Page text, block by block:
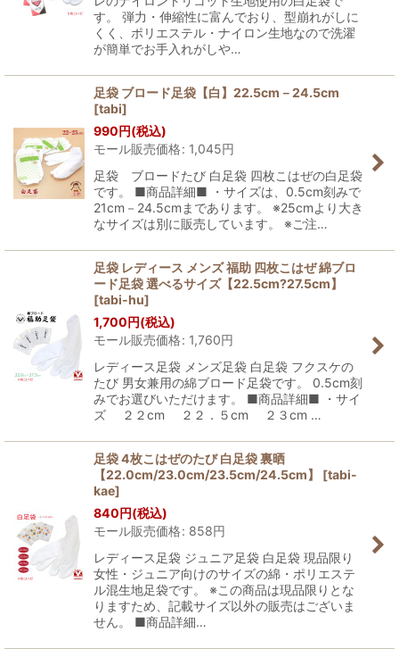
す。 弾力・伸縮性に富んでおり、型崩れがしに
くく、ポリエステル・ナイロン生地なので洗濯
が簡単でお手入れがしや…
足袋 ブロード足袋【白】22.5cm－24.5cm
[tabi]
990円(税込)
モール販売価格: 1,045円
足袋 ブロードたび 白足袋 四枚こはぜの白足袋
です。 ■商品詳細■ ・サイズは、0.5cm刻みで
21cm－24.5cmまであります。 ※25cmより大き
なサイズは別に販売しています。 ※ご注…
足袋 レディース メンズ 福助 四枚こはぜ 綿ブロ
ード足袋 選べるサイズ【22.5cm?27.5cm】
[tabi-hu]
1,700円(税込)
モール販売価格: 1,760円
レディース足袋 メンズ足袋 白足袋 フクスケの
たび 男女兼用の綿ブロード足袋です。 0.5cm刻
みでお選びいただけます。 ■商品詳細■ ・サイ
ズ ２２cm ２２．５cm ２３cm …
足袋 4枚こはぜのたび 白足袋 裏晒
【22.0cm/23.0cm/23.5cm/24.5cm】
[tabi-
kae]
840円(税込)
モール販売価格: 858円
レディース足袋 ジュニア足袋 白足袋 現品限り
女性・ジュニア向けのサイズの綿・ポリエステ
ル混生地足袋です。 ※この商品は現品限りとな
りますため、記載サイズ以外の販売はございま
せん。 ■商品詳細…